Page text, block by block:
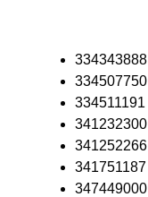
334343888
334507750
334511191
341232300
341252266
341751187
347449000